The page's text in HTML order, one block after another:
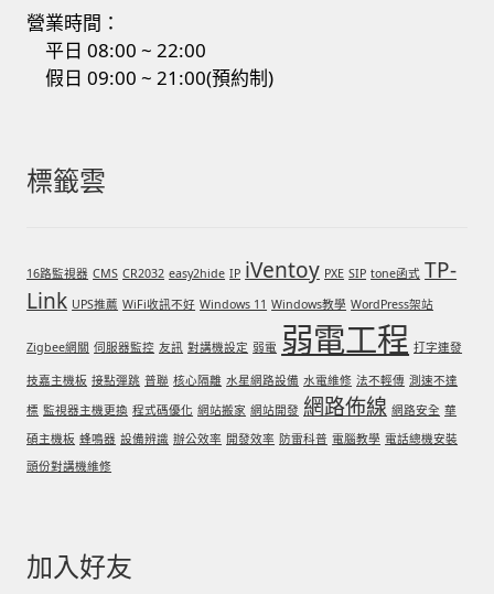
營業時間：
平日 08:00 ~ 22:00
假日 09:00 ~ 21:00(預約制)
標籤雲
16路監視器 CMS CR2032 easy2hide IP iVentoy PXE SIP tone函式 TP-
Link UPS推薦 WiFi收訊不好 Windows 11 Windows教學 WordPress架站
Zigbee網關 伺服器監控 友訊 對講機設定 弱電 弱電工程 打字連發
技嘉主機板 接點彈跳 普聯 核心隔離 水星網路設備 水電維修 法不輕傳 測速不達
標 監視器主機更換 程式碼優化 網站搬家 網站開發 網路佈線 網路安全 華
碩主機板 蜂鳴器 設備辨識 辦公效率 開發效率 防雷科普 電腦教學 電話總機安裝
頭份對講機維修
加入好友